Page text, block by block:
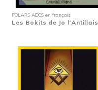
POLARS ADOS en français
Les Bokits de Jo l'Antillais